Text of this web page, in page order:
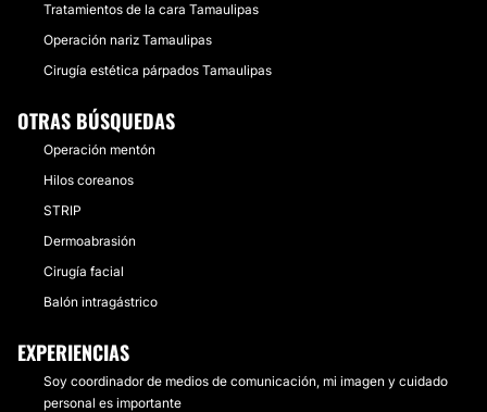
Tratamientos de la cara Tamaulipas
Operación nariz Tamaulipas
Cirugía estética párpados Tamaulipas
OTRAS BÚSQUEDAS
Operación mentón
Hilos coreanos
STRIP
Dermoabrasión
Cirugía facial
Balón intragástrico
EXPERIENCIAS
Soy coordinador de medios de comunicación, mi imagen y cuidado
personal es importante